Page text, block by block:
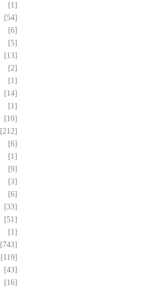
[1]
[54]
[6]
[5]
[13]
[2]
[1]
[14]
[1]
[10]
[212]
[6]
[1]
[9]
[3]
[6]
[33]
[51]
[1]
[743]
[119]
[43]
[16]